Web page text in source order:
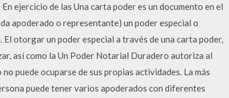
ejercicio de las Una carta poder es un documento en el
apoderado o representante) un poder especial o
otorgar un poder especial a través de una carta poder,
así como la Un Poder Notarial Duradero autoriza al
puede ocuparse de sus propias actividades. La más
puede tener varios apoderados con diferentes